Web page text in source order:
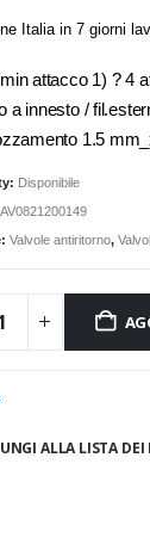
Italia in 7 giorni
attacco 1) ? 4
a innesto /
1.5
Disponibile
Valvole antiritorno,
ALLA LISTA DEI